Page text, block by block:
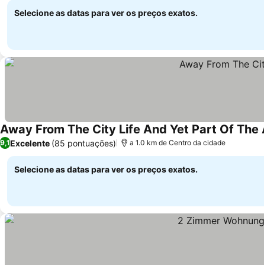
Selecione as datas para ver os preços exatos.
Away From The City Life And Yet Part Of The
9,1Excelente (85 pontuações) a 1.0 km de Centro da cidade
Selecione as datas para ver os preços exatos.